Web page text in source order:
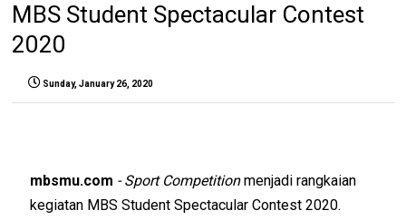
MBS Student Spectacular Contest
2020
Sunday, January 26, 2020
mbsmu.com - Sport Competitionmenjadi rangkaian
kegiatan MBS Student Spectacular Contest 2020.